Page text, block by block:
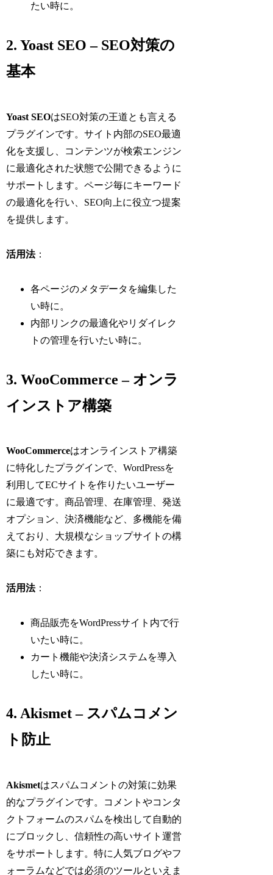
たい時に。
2. Yoast SEO – SEO対策の
基本
Yoast SEOはSEO対策の王道とも言える
プラグインです。サイト内部のSEO最適
化を支援し、コンテンツが検索エンジン
に最適化された状態で公開できるように
サポートします。ページ毎にキーワード
の最適化を行い、SEO向上に役立つ提案
を提供します。
活用法：
各ページのメタデータを編集した
い時に。
内部リンクの最適化やリダイレク
トの管理を行いたい時に。
3. WooCommerce – オンラ
インストア構築
WooCommerceはオンラインストア構築
に特化したプラグインで、WordPressを
利用してECサイトを作りたいユーザー
に最適です。商品管理、在庫管理、発送
オプション、決済機能など、多機能を備
えており、大規模なショップサイトの構
築にも対応できます。
活用法：
商品販売をWordPressサイト内で行
いたい時に。
カート機能や決済システムを導入
したい時に。
4. Akismet – スパムコメン
ト防止
Akismetはスパムコメントの対策に効果
的なプラグインです。コメントやコンタ
クトフォームのスパムを検出して自動的
にブロックし、信頼性の高いサイト運営
をサポートします。特に人気ブログやフ
ォーラムなどでは必須のツールといえま